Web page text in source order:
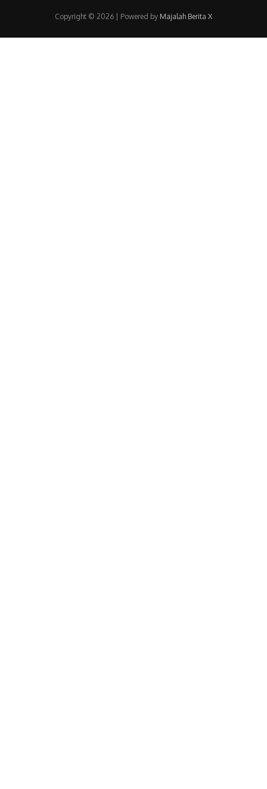
Copyright © 2026 | Powered by Majalah Berita X